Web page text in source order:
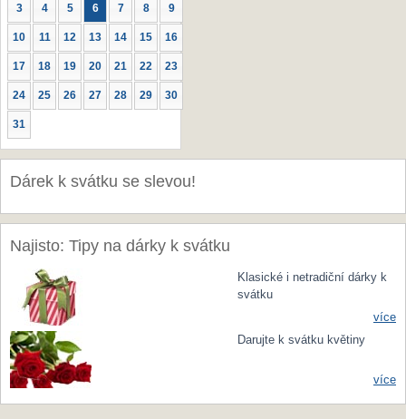
3 4 5 6 7 8 9
10 11 12 13 14 15 16
17 18 19 20 21 22 23
24 25 26 27 28 29 30
31
Dárek k svátku se slevou!
Najisto: Tipy na dárky k svátku
Klasické i netradiční dárky k
svátku
více
Darujte k svátku květiny
více